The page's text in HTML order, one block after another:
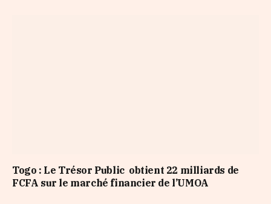
Togo : Le Trésor Public obtient 22 milliards de
FCFA sur le marché financier de l’UMOA